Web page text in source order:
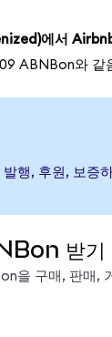
에서
ABNBon와 같
행, 후원, 보증
받기
을 구매, 판매,